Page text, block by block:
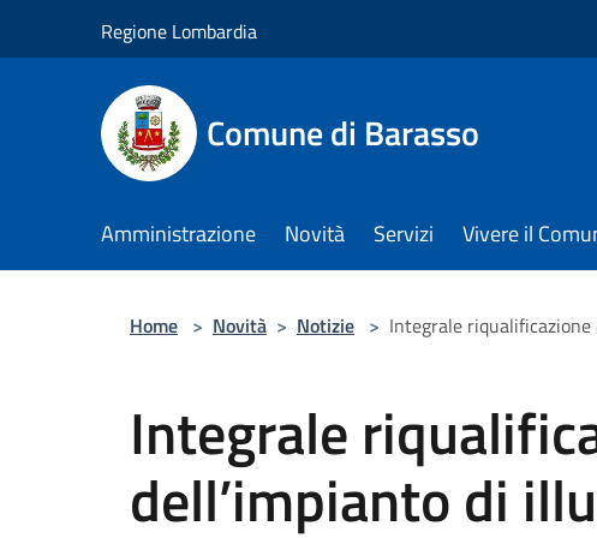
Regione Lombardia
Comune di Barasso
Amministrazione Novità Servizi Vivere il
Home > Novità > Notizie > Integrale riqualificazione
Integrale
dell’impianto di